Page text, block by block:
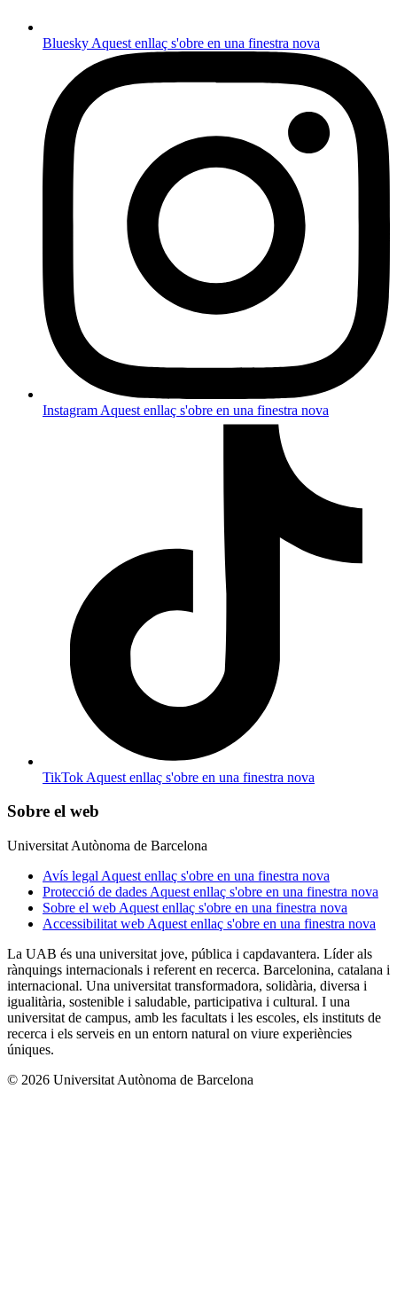
Bluesky Aquest enllaç s'obre en una finestra nova
Instagram Aquest enllaç s'obre en una finestra nova
TikTok Aquest enllaç s'obre en una finestra nova
Sobre el web
Universitat Autònoma de Barcelona
Avís legal Aquest enllaç s'obre en una finestra nova
Protecció de dades Aquest enllaç s'obre en una finestra nova
Sobre el web Aquest enllaç s'obre en una finestra nova
Accessibilitat web Aquest enllaç s'obre en una finestra nova
La UAB és una universitat jove, pública i capdavantera. Líder als
rànquings internacionals i referent en recerca. Barcelonina, catalana i
internacional. Una universitat transformadora, solidària, diversa i
igualitària, sostenible i saludable, participativa i cultural. I una
universitat de campus, amb les facultats i les escoles, els instituts de
recerca i els serveis en un entorn natural on viure experiències
úniques.
© 2026 Universitat Autònoma de Barcelona